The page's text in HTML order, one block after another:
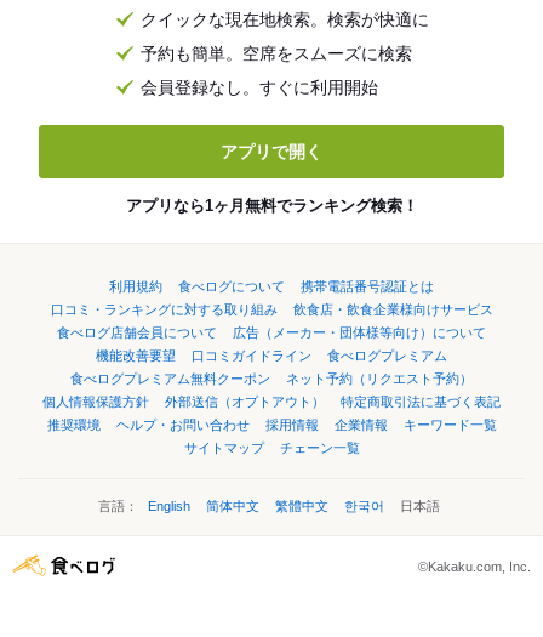
クイックな現在地検索。検索が快適に
予約も簡単。空席をスムーズに検索
会員登録なし。すぐに利用開始
アプリで開く
アプリなら1ヶ月無料でランキング検索！
利用規約 食べログについて
携帯電話番号認証とは
口コミ・ランキングに対する取り組み
飲食店・飲食企業様向けサービス
食べログ店舗会員について
広告（メーカー・団体様等向け）について
機能改善要望
口コミガイドライン
食べログプレミアム
食べログプレミアム無料クーポン
ネット予約（リクエスト予約）
個人情報保護方針
外部送信（オプトアウト）
特定商取引法に基づく表記
推奨環境
ヘルプ・お問い合わせ 採用情報 企業情報
キーワード一覧
サイトマップ
チェーン一覧
言語： English 简体中文 繁體中文 한국어 日本語
©Kakaku.com, Inc.